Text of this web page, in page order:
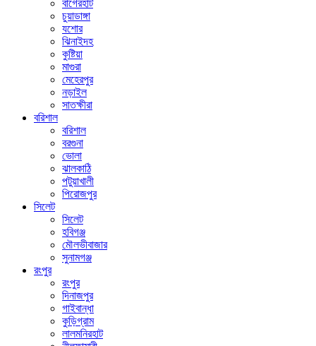
বাগেরহাট
চুয়াডাঙ্গা
যশোর
ঝিনাইদহ
কুষ্টিয়া
মাগুরা
মেহেরপুর
নড়াইল
সাতক্ষীরা
বরিশাল
বরিশাল
বরগুনা
ভোলা
ঝালকাঠি
পটুয়াখালী
পিরোজপুর
সিলেট
সিলেট
হবিগঞ্জ
মৌলভীবাজার
সুনামগঞ্জ
রংপুর
রংপুর
দিনাজপুর
গাইবান্ধা
কুড়িগ্রাম
লালমনিরহাট